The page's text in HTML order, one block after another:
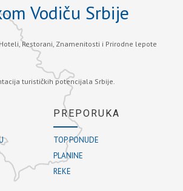
Vodiču Srbije
Restorani, Znamenitosti i Prirodne lepote
turističkih potencijala Srbije.
PREPORUKA
TOP PONUDE
PLANINE
REKE